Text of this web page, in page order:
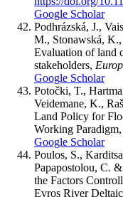
Google Scholar
Podhrázská, J.,
M., Stonawská,
Evaluation of land
stakeholders,
Google Scholar
Potočki, T.,
Veidemane, K.,
Land Policy for
Working
Google Scholar
Poulos, S.,
Papapostolou, C.
the Factors
Evros River